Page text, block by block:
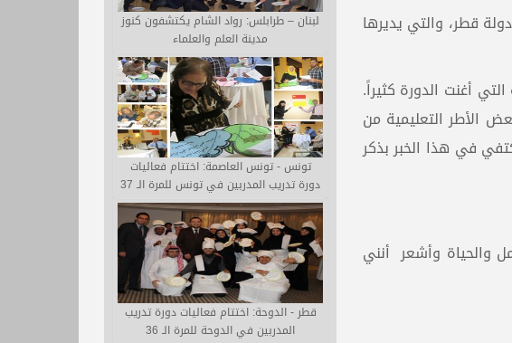
قطر، والتي يديرها
أغنت الدورة كثيراً.
الأطر التعليمية من
في هذا الخبر بذكر
والحياة وأشعر أنني
لبنان – طرابلس: رواد الشام يكتشفون كنوز
مدينة العلم والعلماء
تونس - تونس العاصمة: اختتام فعاليات
دورة تدريب المدربين في تونس للمرة الـ 37
قطر - الدوحة: اختتام فعاليات دورة تدريب
المدربين في الدوحة للمرة الـ 36